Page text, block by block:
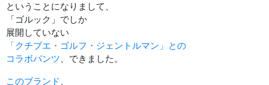
ということになりまして、
「ゴルック」でしか
展開していない
「クチブエ・ゴルフ・ジェントルマン」との
コラボパンツ、できました。
このブランド 、